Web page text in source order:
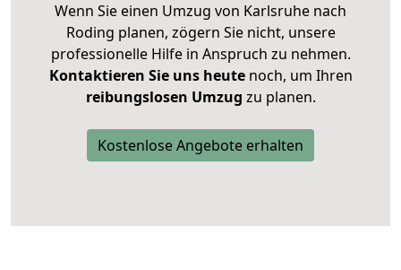
Wenn Sie einen Umzug von Karlsruhe nach
Roding planen, zögern Sie nicht, unsere
professionelle Hilfe in Anspruch zu nehmen.
Kontaktieren Sie uns heutenoch, um Ihren
reibungslosen Umzug zu planen.
Kostenlose Angebote erhalten